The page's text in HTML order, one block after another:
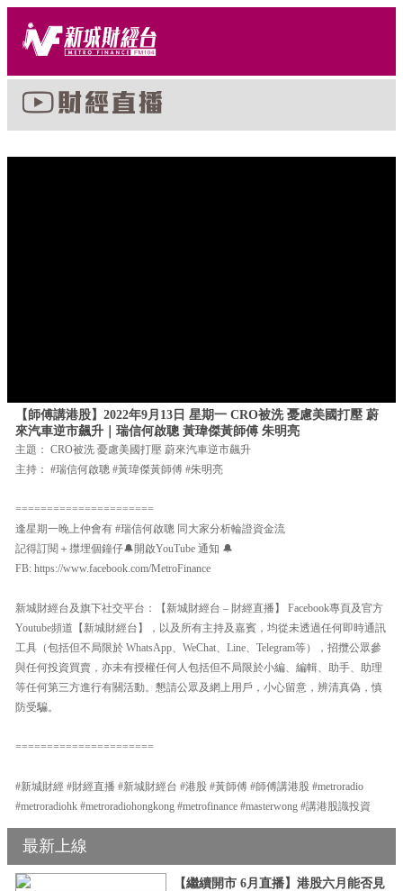
【師傅講港股】2022年9月13日 星期一 CRO被洗 憂慮美國打壓 蔚
來汽車逆市飆升｜瑞信何啟聰 黃瑋傑黃師傅 朱明亮
主題： CRO被洗 憂慮美國打壓 蔚來汽車逆市飆升
主持： #瑞信何啟聰 #黃瑋傑黃師傅 #朱明亮
======================
逢星期一晚上仲會有 #瑞信何啟聰 同大家分析輪證資金流
記得訂閱＋㩒埋個鐘仔🔔開啟YouTube 通知 🔔
FB: https://www.facebook.com/MetroFinance
新城財經台及旗下社交平台：【新城財經台 – 財經直播】 Facebook專頁及官方
Youtube頻道【新城財經台】，以及所有主持及嘉賓，均從未透過任何即時通訊
工具（包括但不局限於 WhatsApp、WeChat、Line、Telegram等），招攬公眾參
與任何投資買賣，亦未有授權任何人包括但不局限於小編、編輯、助手、助理
等任何第三方進行有關活動。懇請公眾及網上用戶，小心留意，辨清真偽，慎
防受騙。
======================
#新城財經 #財經直播 #新城財經台 #港股 #黃師傅 #師傅講港股 #metroradio
#metroradiohk #metroradiohongkong #metrofinance #masterwong #講港股識投資
最新上線
【繼續開市 6月直播】港股六月能否見